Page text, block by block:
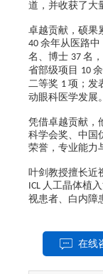
道，并收获了大
卓越贡献，硕果
40 余年从医路
名、博士 37 名
省部级项目 10
二等奖 1 项；发
动眼科医学发展。
凭借卓越贡献，
科学会奖、中国
荣誉，专业能力
叶剑教授擅长近
ICL 人工晶体植
视患者、白内障
在线